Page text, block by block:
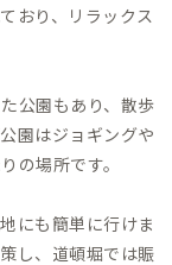
おり、リラックス
公園もあり、散歩
園はジョギングや
の場所です。
にも簡単に行けま
し、道頓堀では賑